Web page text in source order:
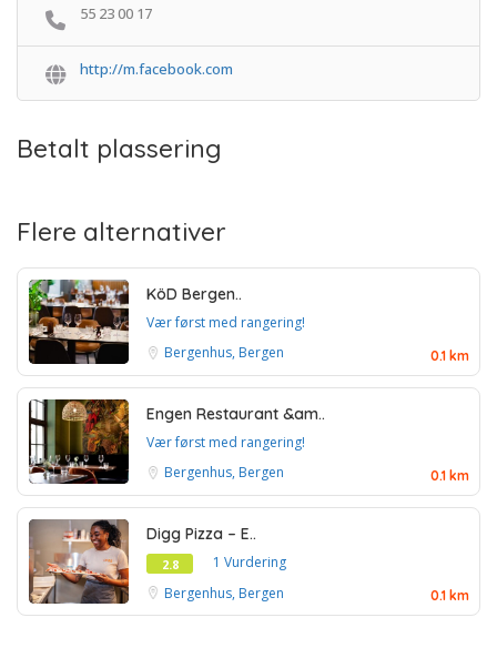
55 23 00 17
http://m.facebook.com
Betalt plassering
Flere alternativer
KöD Bergen..
Vær først med rangering!
Bergenhus, Bergen
0.1 km
Engen Restaurant &am..
Vær først med rangering!
Bergenhus, Bergen
0.1 km
Digg Pizza – E..
2.8
1 Vurdering
Bergenhus, Bergen
0.1 km